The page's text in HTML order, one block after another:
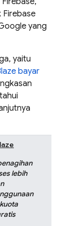
Firebase
yang
yaitu
bayar
lebih